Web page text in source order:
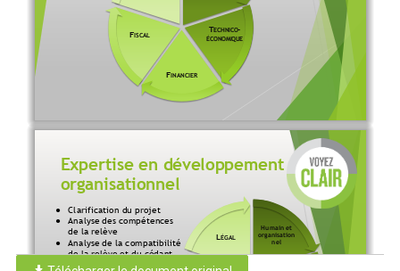
TECHNICO-
ÉCONOMIQUE
FINANCIER
FISCAL
Expertise en développement
organisationnel
●
Clarification du projet
●
Analyse des compétences
de la relève
●
Analyse de la compatibilité
de la relève et du cédant
●
Humain et
organisation
nel
L ÉGAL